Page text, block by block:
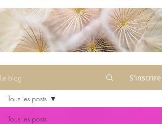
Le blog S'inscrire
Tous les posts
Tous les posts